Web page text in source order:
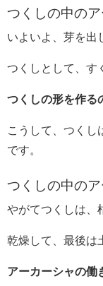
つくしの中の
いよいよ、芽を出
つくしとして、す
つくしの形を作る
こうして、つくし
です。
つくしの中の
やがてつくしは、
乾燥して、最後は
アーカーシャの働